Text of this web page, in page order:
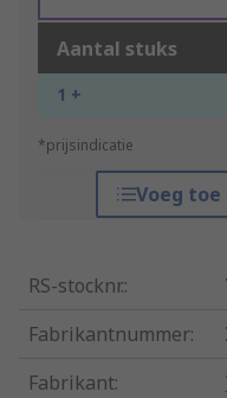
Aantal stuks
1 +
*prijsindicatie
Voeg
RS-stocknr.:
Fabrikantnummer:
Fabrikant: